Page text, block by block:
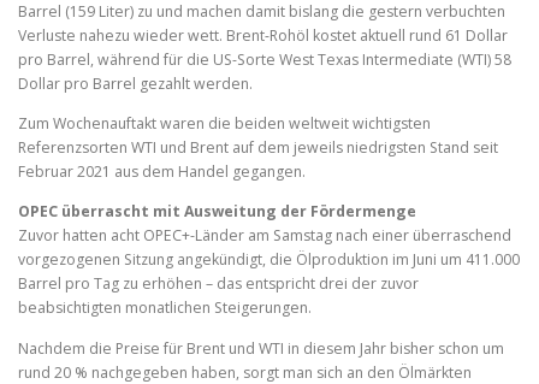
Barrel (159 Liter) zu und machen damit bislang die gestern verbuchten
Verluste nahezu wieder wett. Brent-Rohöl kostet aktuell rund 61 Dollar
pro Barrel, während für die US-Sorte West Texas Intermediate (WTI) 58
Dollar pro Barrel gezahlt werden.
Zum Wochenauftakt waren die beiden weltweit wichtigsten
Referenzsorten WTI und Brent auf dem jeweils niedrigsten Stand seit
Februar 2021 aus dem Handel gegangen.
OPEC überrascht mit Ausweitung der Fördermenge
Zuvor hatten acht OPEC+-Länder am Samstag nach einer überraschend
vorgezogenen Sitzung angekündigt, die Ölproduktion im Juni um 411.000
Barrel pro Tag zu erhöhen – das entspricht drei der zuvor
beabsichtigten monatlichen Steigerungen.
Nachdem die Preise für Brent und WTI in diesem Jahr bisher schon um
rund 20 % nachgegeben haben, sorgt man sich an den Ölmärkten